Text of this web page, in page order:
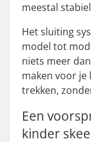
meestal
Het sluiting
model tot
niets meer
maken voor je
trekken,
Een
kinder